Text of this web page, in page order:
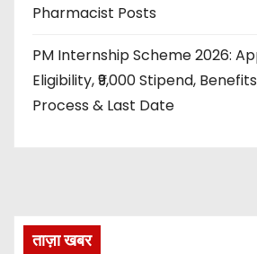
Pharmacist Posts
PM Internship Scheme 2026:
Eligibility, ₹9,000 Stipend,
Process & Last Date
ताज़ा खबर